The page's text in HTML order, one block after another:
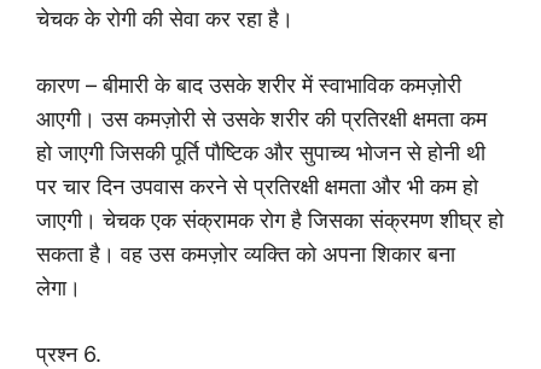
चेचक के रोगी की सेवा कर रहा है।
कारण – बीमारी के बाद उसके शरीर में स्वाभाविक कमज़ोरी
आएगी। उस कमज़ोरी से उसके शरीर की प्रतिरक्षी क्षमता कम
हो जाएगी जिसकी पूर्ति पौष्टिक और सुपाच्य भोजन से होनी थी
पर चार दिन उपवास करने से प्रतिरक्षी क्षमता और भी कम हो
जाएगी। चेचक एक संक्रामक रोग है जिसका संक्रमण शीघ्र हो
सकता है। वह उस कमज़ोर व्यक्ति को अपना शिकार बना
लेगा।
प्रश्न 6.